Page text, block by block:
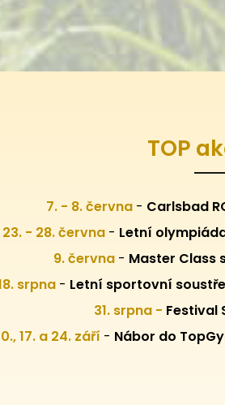
TOP
7. - 8. června - Carlsbad
23. - 28. června - Letní
9. června - Master Class
srpna - Letní sportovní
31. srpna - Festival
17. a 24. září - Nábor do